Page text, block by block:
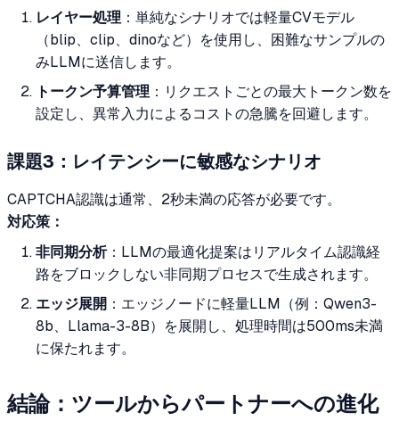
レイヤー処理 ：単純なシナリオでは軽量CVモデル
（blip、clip、dinoなど）を使用し、困難なサンプルの
みLLMに送信します。
トークン予算管理 ：リクエストごとの最大トークン数を
設定し、異常入力によるコストの急騰を回避します。
課題3：レイテンシーに敏感なシナリオ
CAPTCHA認識は通常、2秒未満の応答が必要です。
対応策：
非同期分析：LLMの最適化提案はリアルタイム認識経
路をブロックしない非同期プロセスで生成されます。
エッジ展開 ：エッジノードに軽量LLM（例：Qwen3-
8b、Llama-3-8B）を展開し、処理時間は500ms未満
に保たれます。
結論：ツールからパートナーへの進化